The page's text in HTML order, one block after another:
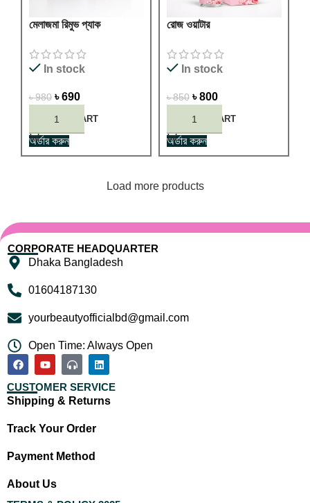
মেলাজমা রিমুভ প্যাক
In stock
৳980 ৳690
ADD TO CART
অর্ডার করুন
রোজ ওয়াটার
In stock
৳850 ৳800
ADD TO CART
অর্ডার করুন
Load more products
CORPORATE HEADQUARTER
Dhaka Bangladesh
01604187130
yourbeautyofficialbd@gmail.com
Open Time: Always Open
CUSTOMER SERVICE
Shipping & Returns
Track Your Order
Payment Method
About Us